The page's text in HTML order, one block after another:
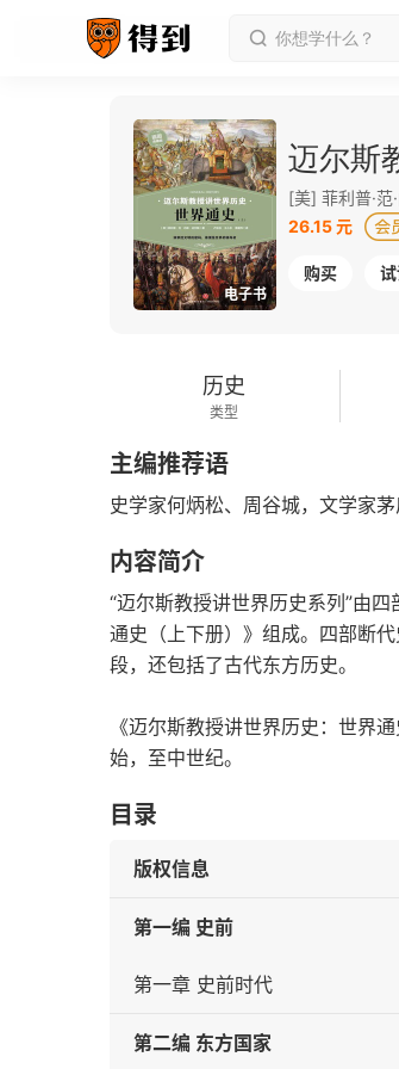
电子书
迈尔斯
[美] 菲利普·范
26.15 元
购买
历史
类型
主编推荐语
史学家何炳松、周谷城，文学家
内容简介
“迈尔斯教授讲世界历史系列”由
通史（上下册）》组成。四部断
段，还包括了古代东方历史。
《迈尔斯教授讲世界历史：世界
始，至中世纪。
目录
版权信息
第一编 史前
第一章 史前时代
第二编 东方国家